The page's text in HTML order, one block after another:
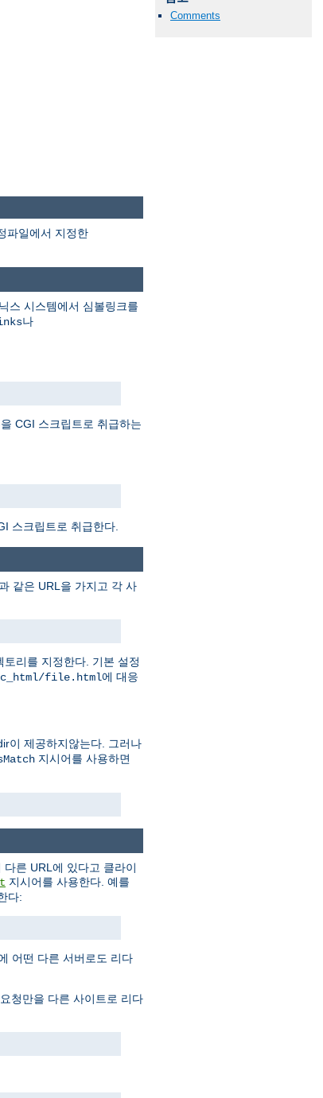
Comments
파일에서 지정한
스 시스템에서 심볼링크를
나
CGI 스크립트로 취급하는
스크립트로 취급한다.
같은 URL을 가지고 각 사
리를 지정한다. 기본 설정
file.html에 대응
이 제공하지않는다. 그러나
지시어를 사용하면
른 URL에 있다고 클라이
지시어를 사용한다. 예를
다:
어떤 다른 서버로도 리다
청만을 다른 사이트로 리다